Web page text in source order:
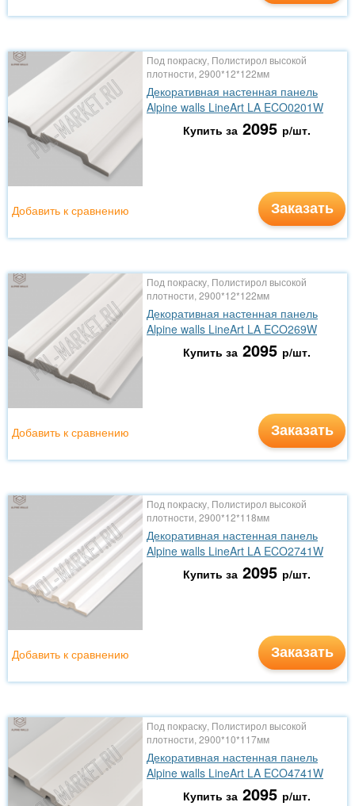
Под покраску, Полистирол высокой
плотности, 2900*12*122мм
Декоративная настенная панель
Alpine walls LineArt LA ECO0201W
Купить за 2095 р/шт.
Заказать
Добавить к сравнению
Под покраску, Полистирол высокой
плотности, 2900*12*122мм
Декоративная настенная панель
Alpine walls LineArt LA ECO269W
Купить за 2095 р/шт.
Заказать
Добавить к сравнению
Под покраску, Полистирол высокой
плотности, 2900*12*118мм
Декоративная настенная панель
Alpine walls LineArt LA ECO2741W
Купить за 2095 р/шт.
Заказать
Добавить к сравнению
Под покраску, Полистирол высокой
плотности, 2900*10*117мм
Декоративная настенная панель
Alpine walls LineArt LA ECO4741W
Купить за 2095 р/шт.